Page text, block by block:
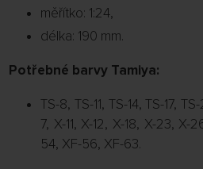
měřítko: 1:24,
délka: 190 mm.
Potřebné barvy Tamiya:
TS-8, TS-11, TS-14, TS-17,
7, X-11, X-12, X-18, X-23, X-
54, XF-56, XF-63.